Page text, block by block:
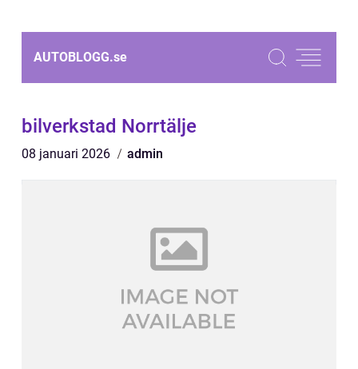
AUTOBLOGG.se
bilverkstad Norrtälje
08 januari 2026 admin